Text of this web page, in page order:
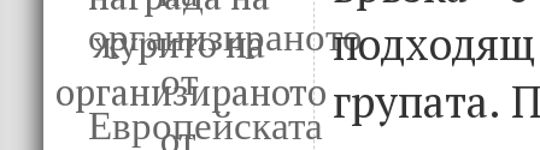
журито на
организираното
от
групата.